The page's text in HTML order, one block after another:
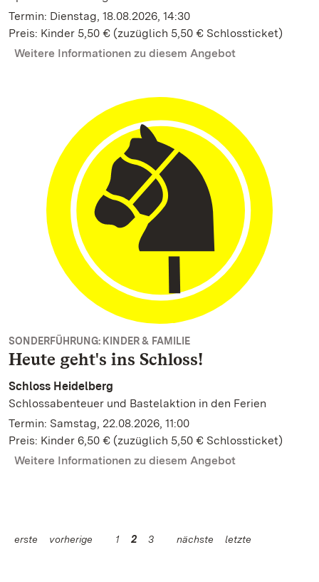
Termin: Dienstag, 18.08.2026, 14:30
Preis: Kinder 5,50 € (zuzüglich 5,50 € Schlossticket)
Weitere Informationen zu diesem Angebot
SONDERFÜHRUNG: KINDER & FAMILIE
Heute geht's ins Schloss!
Schloss Heidelberg
Schlossabenteuer und Bastelaktion in den Ferien
Termin: Samstag, 22.08.2026, 11:00
Preis: Kinder 6,50 € (zuzüglich 5,50 € Schlossticket)
Weitere Informationen zu diesem Angebot
erste vorherige 1 2 3 nächste letzte